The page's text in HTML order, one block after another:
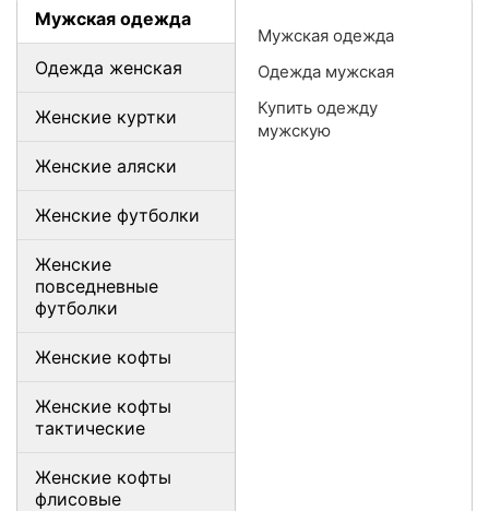
Мужская одежда
Одежда женская
Женские куртки
Женские аляски
Женские футболки
Женские
повседневные
футболки
Женские кофты
Женские кофты
тактические
Женские кофты
флисовые
Мужская одежда
Одежда мужская
Купить одежду
мужскую